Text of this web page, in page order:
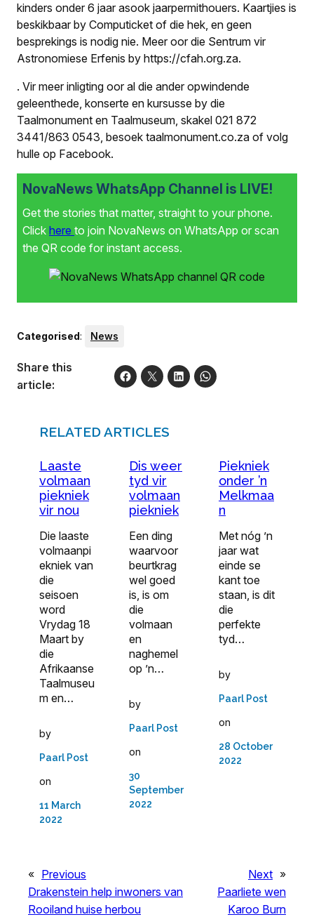
kinders onder 6 jaar asook jaarpermithouers. Kaartjies is
beskikbaar by Computicket of die hek, en geen
besprekings is nodig nie. Meer oor die Sentrum vir
Astronomiese Erfenis by https://cfah.org.za.
. Vir meer inligting oor al die ander opwindende
geleenthede, konserte en kursusse by die
Taalmonument en Taalmuseum, skakel 021 872
3441/863 0543, besoek taalmonument.co.za of volg
hulle op Facebook.
NovaNews WhatsApp Channel is LIVE!
Get the stories that matter, straight to your phone.
Click here to join NovaNews on WhatsApp or scan
the QR code for instant access.
Categorised: News
Share this
article:
RELATED ARTICLES
Laaste
volmaan
piekniek
vir nou
Die laaste
volmaanpi
ekniek van
die
seisoen
word
Vrydag 18
Maart by
die
Afrikaanse
Taalmuseu
m en…
by
Paarl Post
on
11 March
2022
Dis weer
tyd vir
volmaan
piekniek
Een ding
waarvoor
beurtkrag
wel goed
is, is om
die
volmaan
en
naghemel
op ’n…
by
Paarl Post
on
30
September
2022
Piekniek
onder ’n
Melkmaa
n
Met nóg ’n
jaar wat
einde se
kant toe
staan, is dit
die
perfekte
tyd…
by
Paarl Post
on
28 October
2022
« Previous
Drakenstein help inwoners van
Rooiland huise herbou
Next »
Paarliete wen
Karoo Burn